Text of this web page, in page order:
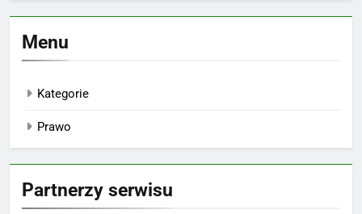
Menu
Kategorie
Prawo
Partnerzy serwisu